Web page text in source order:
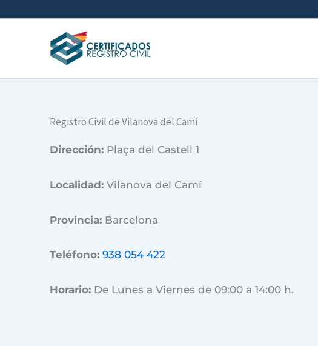
Registro Civil de Vilanova del Camí
Dirección: Plaça del Castell 1
Localidad: Vilanova del Camí
Provincia: Barcelona
Teléfono: 938 054 422
Horario: De Lunes a Viernes de 09:00 a 14:00 h.